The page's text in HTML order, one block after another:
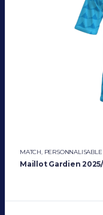
MATCH, PERSONNALISABLE
Maillot Gardien